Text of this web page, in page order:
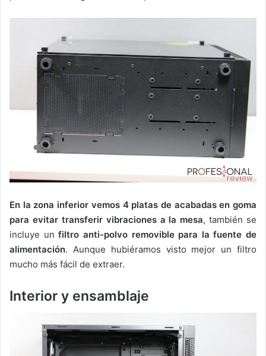
En la zona inferior vemos 4 platas de acabadas en goma
para evitar transferir vibraciones a la mesa, también se
incluye unfiltro anti-polvo removible para la fuente de
alimentación. Aunque hubiéramos visto mejor un filtro
mucho más fácil de extraer.
Interior y ensamblaje